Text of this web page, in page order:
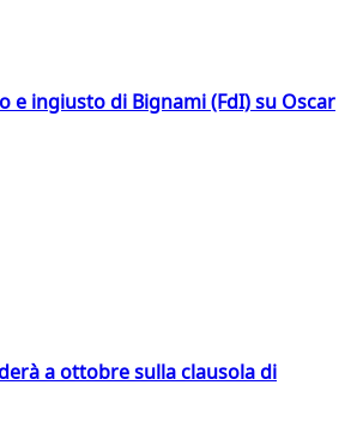
e ingiusto di Bignami (FdI) su Oscar
a ottobre sulla clausola di